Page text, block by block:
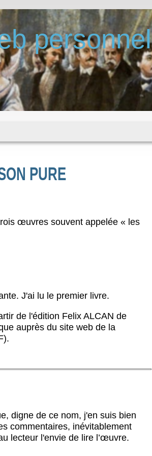
personnel
PURE
œuvres souvent appelée « les
J'ai lu le premier livre.
de l'édition Felix ALCAN de
auprès du site web de la
digne de ce nom, j'en suis bien
commentaires, inévitablement
lecteur l'envie de lire l’œuvre.